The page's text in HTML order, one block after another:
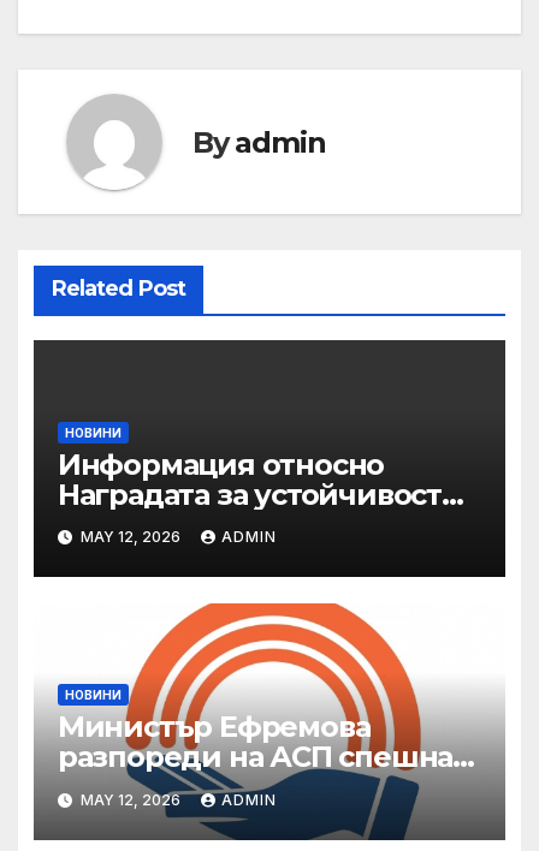
Byadmin
Related Post
НОВИНИ
Информация относно
Наградата за устойчивост
на ОАЕ „Зайед“
MAY 12, 2026 ADMIN
НОВИНИ
Министър Ефремова
разпореди на АСП спешна
готовност за оказване на
подкрепа на пострадали от
MAY 12, 2026 ADMIN